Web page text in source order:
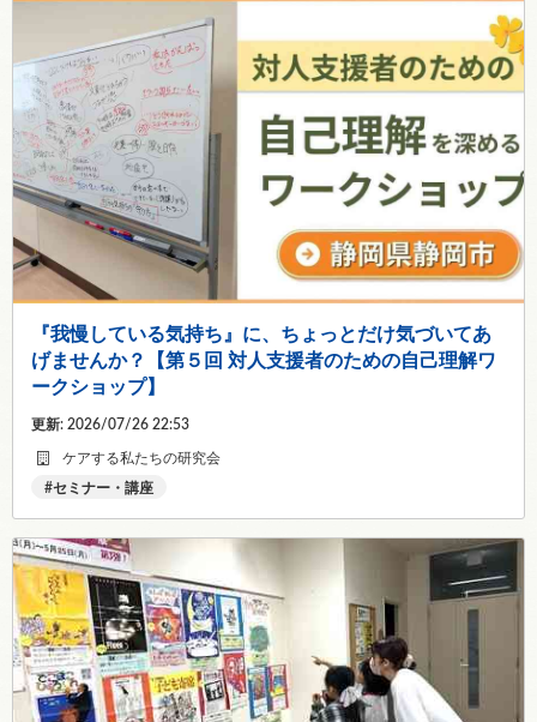
『我慢している気持ち』に、ちょっとだけ気づいてあ
げませんか？【第５回 対人支援者のための自己理解ワ
ークショップ】
更新: 2026/07/26 22:53
ケアする私たちの研究会
セミナー・講座